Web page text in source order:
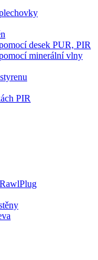
desek PUR, PIR
minerální vlny
PIR